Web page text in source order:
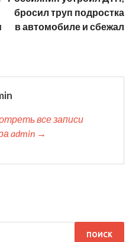
бросил труп подростка
в автомобиле и сбежал
все записи
admin →